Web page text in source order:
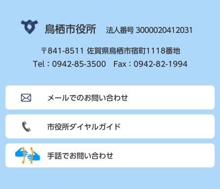
鳥栖市役所 法人番号 3000020412031
〒841-8511 佐賀県鳥栖市宿町1118番地
Tel：0942-85-3500 Fax：0942-82-1994
メールでのお問い合わせ
市役所ダイヤルガイド
手話でお問い合わせ